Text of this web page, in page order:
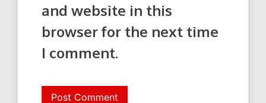
and website in this
browser for the next time
I comment.